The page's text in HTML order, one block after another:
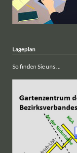
Lageplan
So finden Sie uns ...